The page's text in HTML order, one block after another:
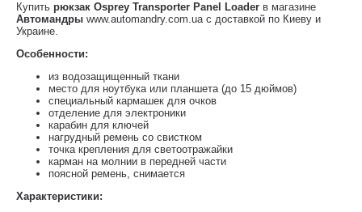
Купить рюкзак Osprey Transporter Panel Loader в магазине
Автомандры www.automandry.com.ua с доставкой по Киеву и
Украине.
Особенности:
из водозащищенный ткани
место для ноутбука или планшета (до 15 дюймов)
специальный кармашек для очков
отделение для электроники
карабин для ключей
нагрудный ремень со свистком
точка крепления для светоотражайки
карман на молнии в передней части
поясной ремень, снимается
Характеристики: